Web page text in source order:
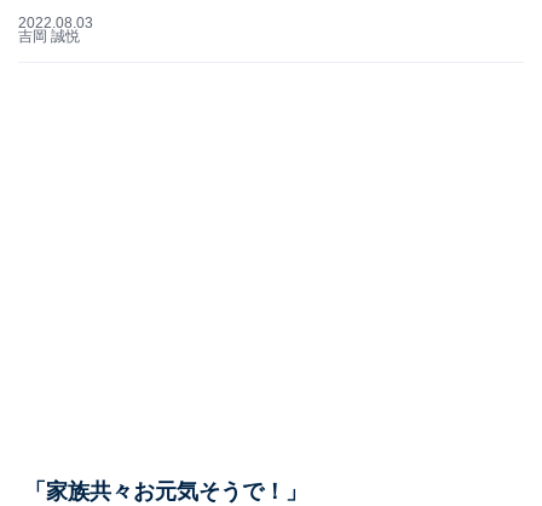
2022.08.03
吉岡 誠悦
「家族共々お元気そうで！」